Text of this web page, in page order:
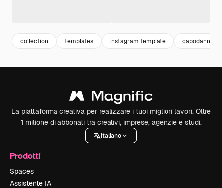
collection templates instagram template capodanno
La piattaforma creativa per realizzare i tuoi migliori lavori. Oltre
1 milione di abbonati tra creativi, imprese, agenzie e studi.
Italiano
Prodotti
Spaces
Assistente IA